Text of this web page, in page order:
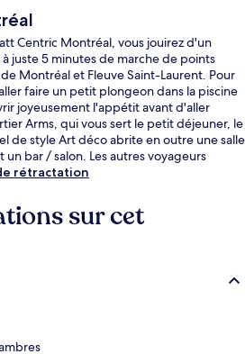
Centric Montréal, vous jouirez d'un
juste 5 minutes de marche de points
Montréal et Fleuve Saint-Laurent. Pour
faire un petit plongeon dans la piscine
joyeusement l'appétit avant d'aller
Arms, qui vous sert le petit déjeuner, le
de style Art déco abrite en outre une salle
bar / salon. Les autres voyageurs
et le personnel attentionné.
de-Mars se trouve à 7 min et Station
rétractation
sur cet